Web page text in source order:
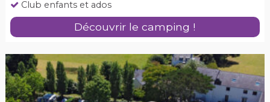
Club enfants et ados
Découvrir le camping !